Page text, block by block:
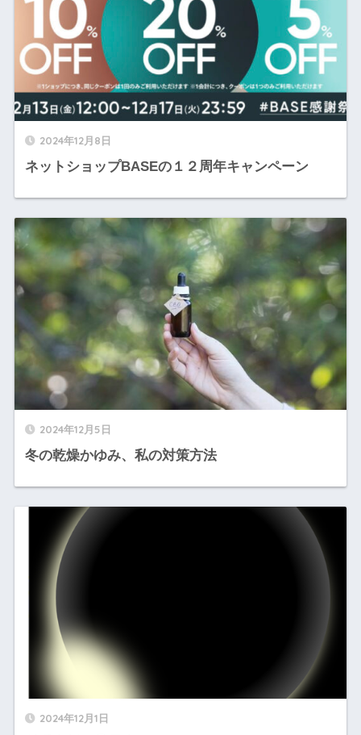
2024年12月8日
ネットショップBASEの１２周年キャンペーン
2024年12月5日
冬の乾燥かゆみ、私の対策方法
2024年12月1日